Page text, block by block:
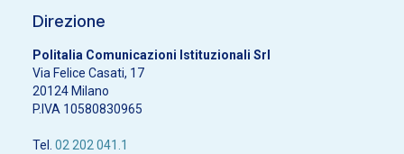
Direzione
Politalia Comunicazioni Istituzionali Srl
Via Felice Casati, 17
20124 Milano
P.IVA 10580830965
Tel. 02 202 041.1